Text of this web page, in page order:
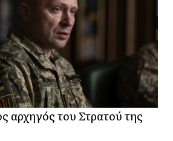
αρχηγός του Στρατού της